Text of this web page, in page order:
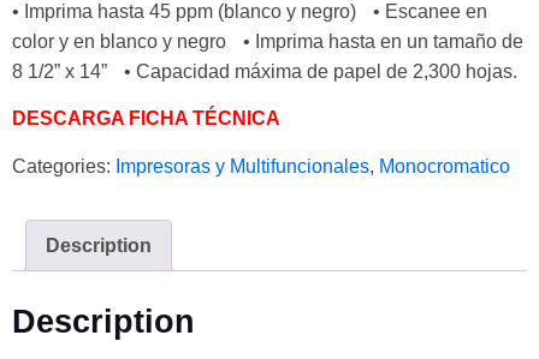
• Imprima hasta 45 ppm (blanco y negro) • Escanee en
color y en blanco y negro • Imprima hasta en un tamaño de
8 1/2” x 14” • Capacidad máxima de papel de 2,300 hojas.
DESCARGA FICHA TÉCNICA
Categories: Impresoras y Multifuncionales, Monocromatico
Description
Description